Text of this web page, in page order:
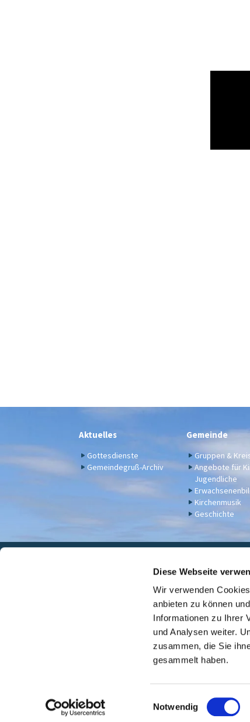
Diese Webseite
Wir verwenden
anbieten zu können
Informationen zu Ihrer
und Analysen weiter.
zusammen, die Sie
gesammelt haben.
i
Notwendig
Aktuelles
Gottesdienste
Gemeindegruß-Archiv
Gemeinde
Gruppen &
Angebote für
Jugendliche
Kirchenmusik
Geschichte
Für Spenden u. a. -